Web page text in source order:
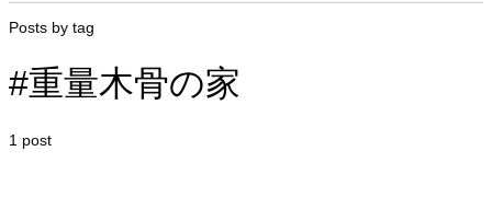
Posts by tag
#重量木骨の家
1 post